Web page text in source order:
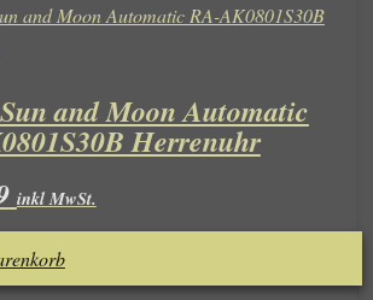
and Moon Automatic
Herrenuhr
inkl MwSt.